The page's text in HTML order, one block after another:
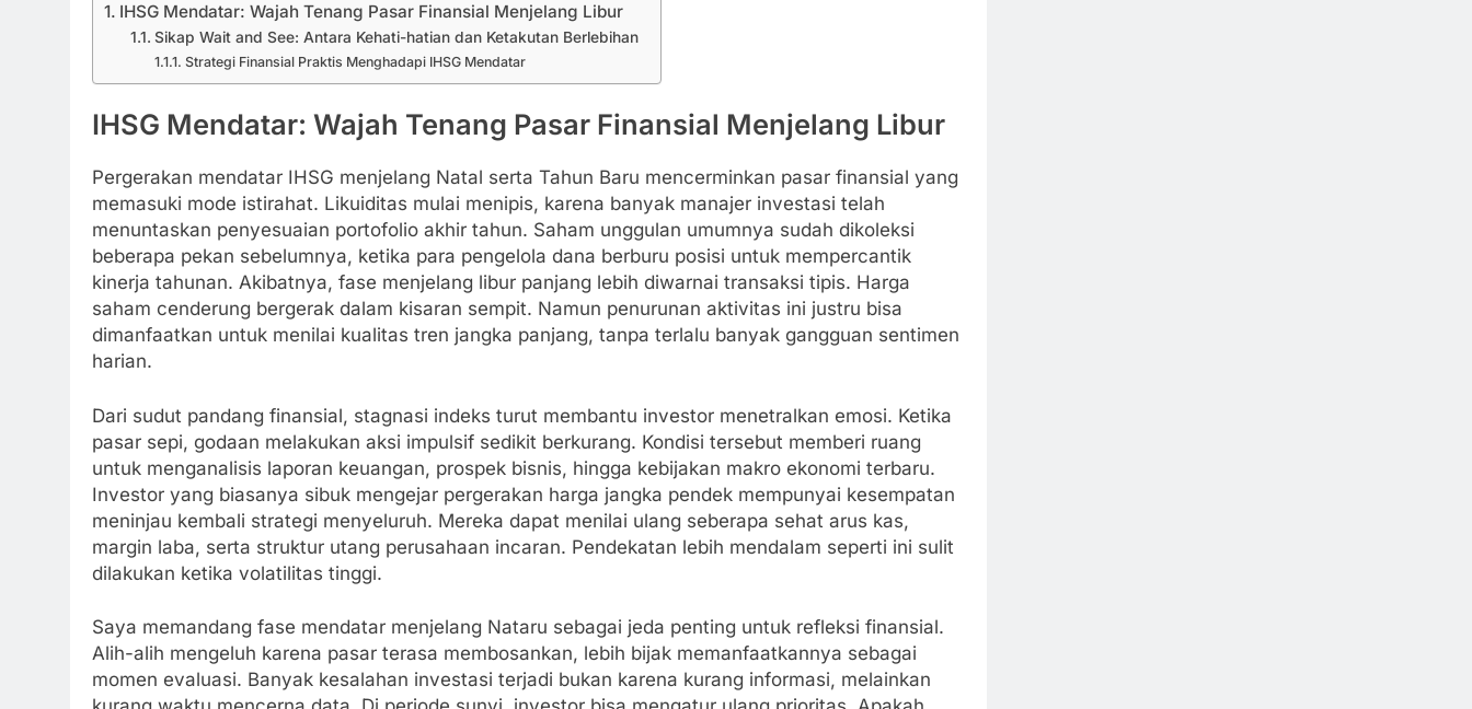
IHSG Mendatar: Wajah Tenang Pasar Finansial Menjelang Libur
Sikap Wait and See: Antara Kehati-hatian dan Ketakutan Berlebihan
Strategi Finansial Praktis Menghadapi IHSG Mendatar
IHSG Mendatar: Wajah Tenang Pasar Finansial Menjelang Libur
Pergerakan mendatar IHSG menjelang Natal serta Tahun Baru mencerminkan pasar finansial yang
memasuki mode istirahat. Likuiditas mulai menipis, karena banyak manajer investasi telah
menuntaskan penyesuaian portofolio akhir tahun. Saham unggulan umumnya sudah dikoleksi
beberapa pekan sebelumnya, ketika para pengelola dana berburu posisi untuk mempercantik
kinerja tahunan. Akibatnya, fase menjelang libur panjang lebih diwarnai transaksi tipis. Harga
saham cenderung bergerak dalam kisaran sempit. Namun penurunan aktivitas ini justru bisa
dimanfaatkan untuk menilai kualitas tren jangka panjang, tanpa terlalu banyak gangguan sentimen
harian.
Dari sudut pandang finansial, stagnasi indeks turut membantu investor menetralkan emosi. Ketika
pasar sepi, godaan melakukan aksi impulsif sedikit berkurang. Kondisi tersebut memberi ruang
untuk menganalisis laporan keuangan, prospek bisnis, hingga kebijakan makro ekonomi terbaru.
Investor yang biasanya sibuk mengejar pergerakan harga jangka pendek mempunyai kesempatan
meninjau kembali strategi menyeluruh. Mereka dapat menilai ulang seberapa sehat arus kas,
margin laba, serta struktur utang perusahaan incaran. Pendekatan lebih mendalam seperti ini sulit
dilakukan ketika volatilitas tinggi.
Saya memandang fase mendatar menjelang Nataru sebagai jeda penting untuk refleksi finansial.
Alih-alih mengeluh karena pasar terasa membosankan, lebih bijak memanfaatkannya sebagai
momen evaluasi. Banyak kesalahan investasi terjadi bukan karena kurang informasi, melainkan